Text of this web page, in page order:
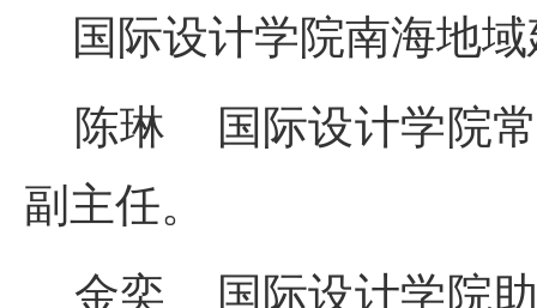
国际设计学院南海地域
陈琳 国际设计学院常
副主任。
金奕 国际设计学院助